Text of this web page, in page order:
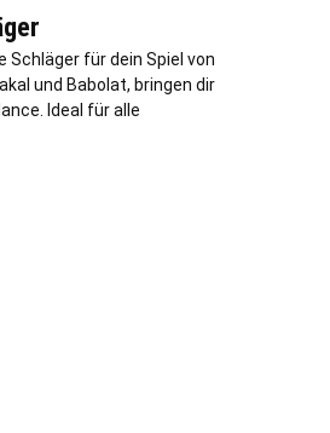
Schläger für dein Spiel von
und Babolat, bringen dir
Ideal für alle